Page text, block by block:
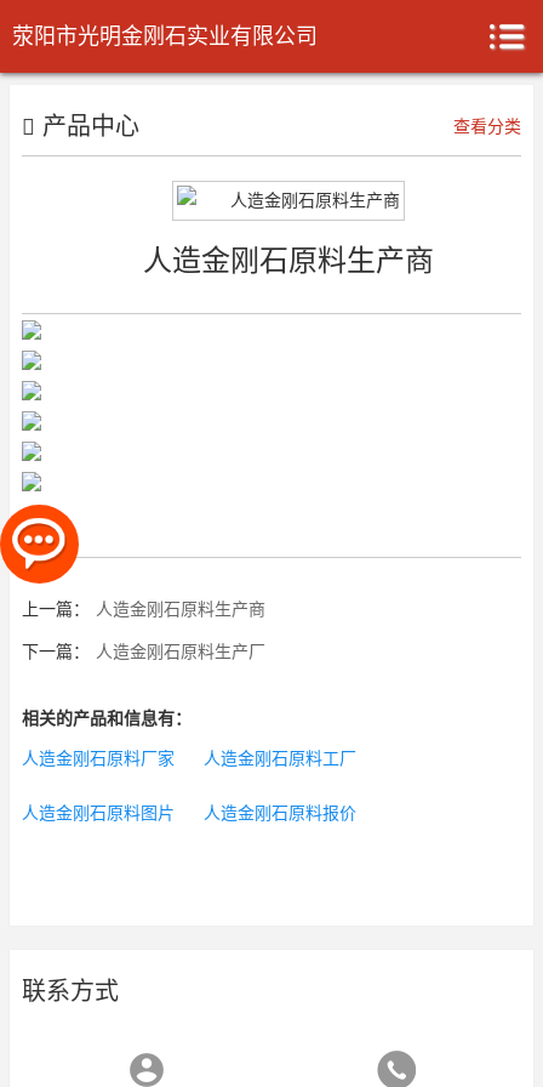
荥阳市光明金刚石实业有限公司
产品中心 查看分类
人造金刚石原料生产商
上一篇： 人造金刚石原料生产商
下一篇： 人造金刚石原料生产厂
相关的产品和信息有：
人造金刚石原料厂家 人造金刚石原料工厂
人造金刚石原料图片 人造金刚石原料报价
联系方式